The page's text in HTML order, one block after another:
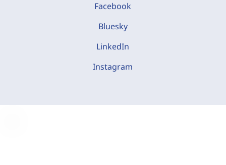
Facebook
Bluesky
LinkedIn
Instagram